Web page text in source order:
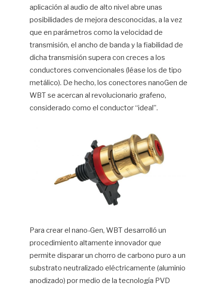
aplicación al audio de alto nivel abre unas
posibilidades de mejora desconocidas, a la vez
que en parámetros como la velocidad de
transmisión, el ancho de banda y la fiabilidad de
dicha transmisión supera con creces a los
conductores convencionales (léase los de tipo
metálico). De hecho, los conectores nanoGen de
WBT se acercan al revolucionario grafeno,
considerado como el conductor “ideal”.
Para crear el nano-Gen, WBT desarrolló un
procedimiento altamente innovador que
permite disparar un chorro de carbono puro a un
substrato neutralizado eléctricamente (aluminio
anodizado) por medio de la tecnología PVD